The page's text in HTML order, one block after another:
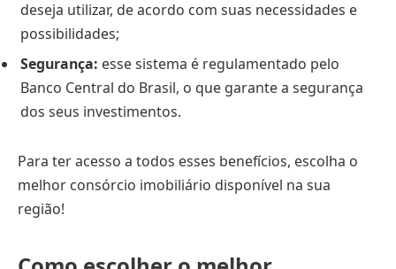
deseja utilizar, de acordo com suas necessidades e
possibilidades;
Segurança: esse sistema é regulamentado pelo
Banco Central do Brasil, o que garante a segurança
dos seus investimentos.
Para ter acesso a todos esses benefícios, escolha o
melhor consórcio imobiliário disponível na sua
região!